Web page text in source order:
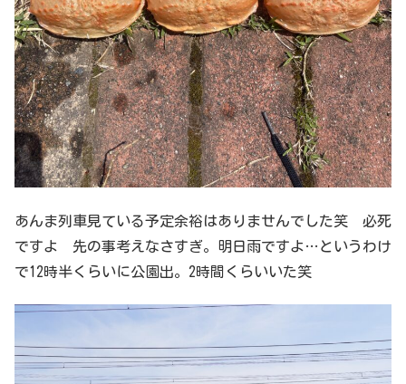
あんま列車見ている予定余裕はありませんでした笑 必死
ですよ 先の事考えなさすぎ。明日雨ですよ…というわけ
で12時半くらいに公園出。2時間くらいいた笑